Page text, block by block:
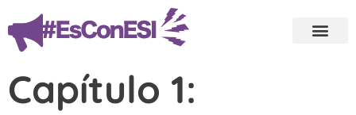
Capítulo 1: